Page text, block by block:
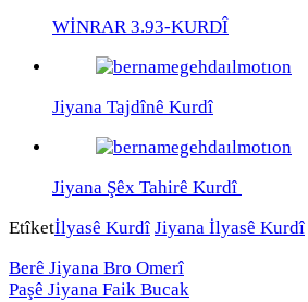
WİNRAR 3.93-KURDÎ
Jiyana Tajdînê Kurdî
Jiyana Şêx Tahirê Kurdî
Etîketİlyasê Kurdî Jiyana İlyasê Kurdî
Berê Jiyana Bro Omerî
Paşê Jiyana Faik Bucak